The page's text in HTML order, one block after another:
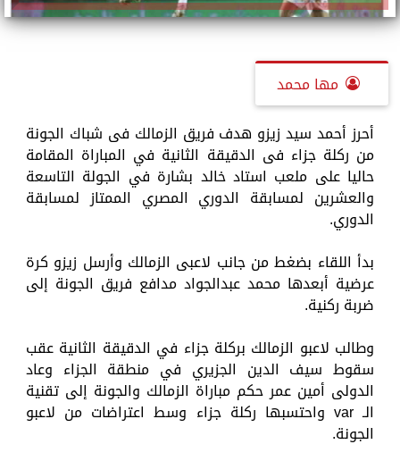
مها محمد
أحرز أحمد سيد زيزو هدف فريق الزمالك فى شباك الجونة
من ركلة جزاء فى الدقيقة الثانية في المباراة المقامة
حاليا على ملعب استاد خالد بشارة في الجولة التاسعة
والعشرين لمسابقة الدوري المصري الممتاز لمسابقة
الدوري.
بدأ اللقاء بضغط من جانب لاعبى الزمالك وأرسل زيزو كرة
عرضية أبعدها محمد عبدالجواد مدافع فريق الجونة إلى
ضربة ركنية.
وطالب لاعبو الزمالك بركلة جزاء في الدقيقة الثانية عقب
سقوط سيف الدين الجزيري في منطقة الجزاء وعاد
الدولى أمين عمر حكم مباراة الزمالك والجونة إلى تقنية
الـ var واحتسبها ركلة جزاء وسط اعتراضات من لاعبو
الجونة.